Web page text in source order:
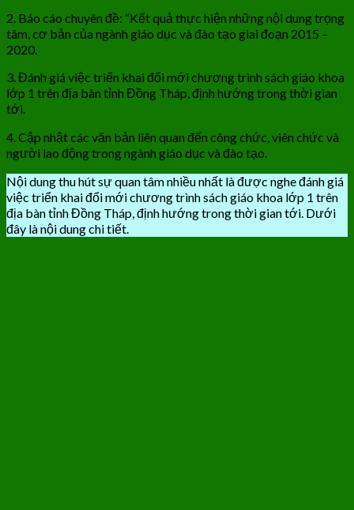
2. Báo cáo chuyên đề: “Kết quả thực hiện những nội dung trọng
tâm, cơ bản của ngành giáo dục và đào tạo giai đoạn 2015 –
2020.
3. Đánh giá việc triển khai đổi mới chương trình sách giáo khoa
lớp 1 trên địa bàn tỉnh Đồng Tháp, định hướng trong thời gian
tới.
4. Cập nhật các văn bản liên quan đến công chức, viên chức và
người lao động trong ngành giáo dục và đào tạo.
Nội dung thu hút sự quan tâm nhiều nhất là được nghe đánh giá
việc triển khai đổi mới chương trình sách giáo khoa lớp 1 trên
địa bàn tỉnh Đồng Tháp, định hướng trong thời gian tới. Dưới
đây là nội dung chi tiết.